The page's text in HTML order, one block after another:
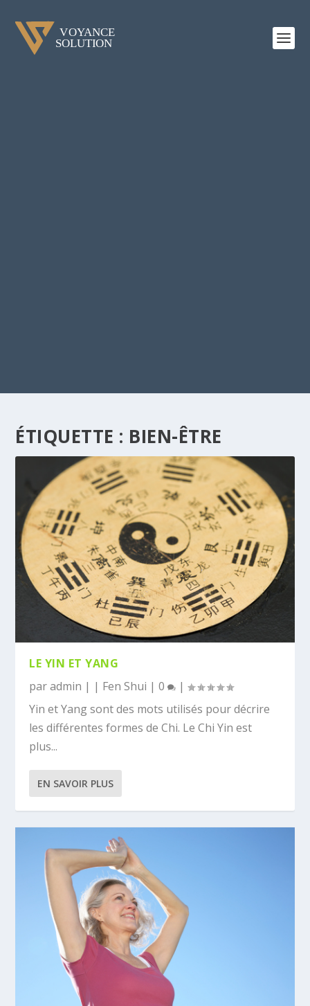
ÉTIQUETTE : BIEN-ÊTRE
LE YIN ET YANG
paradmin | | Fen Shui |0
|
Yin et Yang sont des mots utilisés pour décrire
les différentes formes de Chi. Le Chi Yin est
plus...
EN SAVOIR PLUS